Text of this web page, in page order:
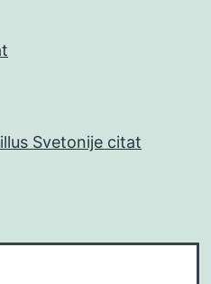
Svetonije citat